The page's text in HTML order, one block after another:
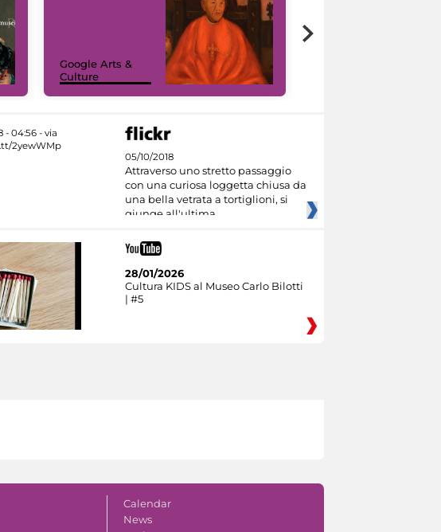
Google Arts &
Culture
05/10/2018
Attraverso uno stretto passaggio
con una curiosa loggetta chiusa da
una bella vetrata a tortiglioni, si
giunge all'ultima
28/01/2026
Cultura KIDS al Museo Carlo Bilotti
| #5
Calendar
News